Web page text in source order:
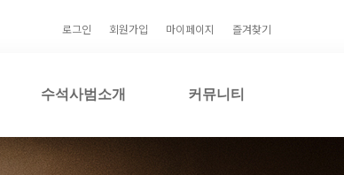
로그인 회원가입 마이페이지 즐겨찾기
수석사범소개 커뮤니티